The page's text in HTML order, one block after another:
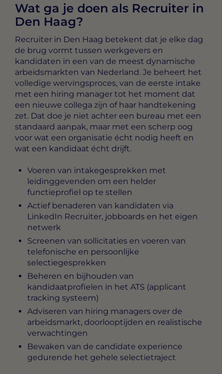
Wat ga je doen als Recruiter in
Den Haag?
Recruiter in Den Haag betekent dat je elke dag
de brug vormt tussen werkgevers en
kandidaten in een van de meest dynamische
arbeidsmarkten van Nederland. Je beheert het
volledige wervingsproces, van de eerste intake
met een hiring manager tot het moment dat
een nieuwe collega zijn of haar handtekening
zet. Dat doe je niet achter een bureau met een
standaard aanpak, maar met een scherp oog
voor wat een organisatie écht nodig heeft en
wat een kandidaat écht drijft.
Voeren van intakegesprekken met
leidinggevenden om een helder
functieprofiel op te stellen
Actief benaderen van kandidaten via
LinkedIn Recruiter, jobboards en het eigen
netwerk
Screenen van sollicitaties en voeren van
telefonische en persoonlijke
selectiegesprekken
Beheren en bijhouden van
kandidaatprofielen in het ATS (applicant
tracking systeem)
Adviseren van hiring managers over de
arbeidsmarkt, doorlooptijden en realistische
verwachtingen
Bewaken van de candidate experience
gedurende het gehele selectietraject